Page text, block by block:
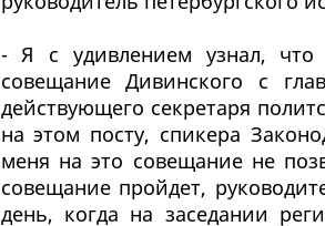
- Я с удивлением узнал,
совещание Дивинского с
действующего секретаря
на этом посту, спикера
меня на это совещание не
совещание пройдет,
день, когда на заседании